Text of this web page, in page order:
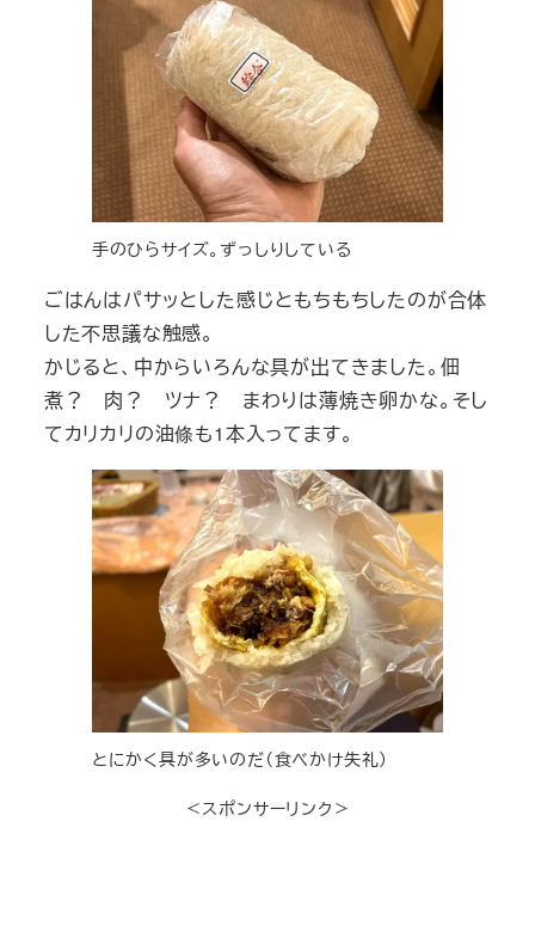
手のひらサイズ。ずっしりしている
ごはんはパサッとした感じともちもちしたのが合体
した不思議な触感。
かじると、中からいろんな具が出てきました。佃
煮？ 肉？ ツナ？ まわりは薄焼き卵かな。そし
てカリカリの油條も1本入ってます。
とにかく具が多いのだ（食べかけ失礼）
＜スポンサーリンク＞